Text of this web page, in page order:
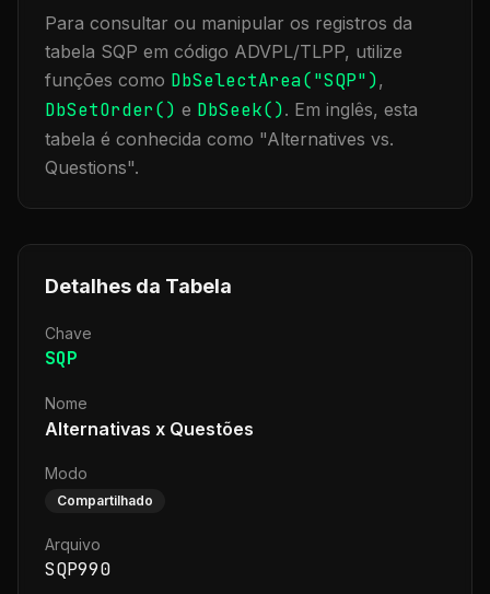
Para consultar ou manipular os registros da
tabela SQP em código ADVPL/TLPP, utilize
funções como DbSelectArea("SQP"),
DbSetOrder() e DbSeek(). Em inglês, esta
tabela é conhecida como "Alternatives vs.
Questions".
Detalhes da Tabela
Chave
SQP
Nome
Alternativas x Questões
Modo
Compartilhado
Arquivo
SQP990